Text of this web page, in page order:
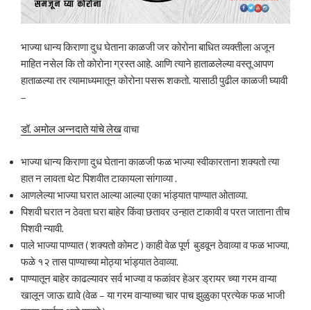
भाज्या धान्य किराणा दुध घेताना काळजी जर कोरोना बाधित व्यक्तीला अजून
माहित नसेल कि तो कोरोना ग्रस्त आहे. आणि त्याने हाताळलेल्या वस्तू आपण
हाताळल्या तर त्यामाध्यमातून कोरोना पसरू शकतो. यासाठी पुढील काळजी घ्यावी
–
डॉ. अमोल अन्नदाते यांचे लेखवाचा
भाज्या धान्य किराणा दुध घेताना काळजी फळ भाज्या स्वीकारताना शक्यतो त्या
हात न लावता थेट पिशवीत टाकायला सांगाव्या .
आणलेल्या भाज्या घरात आल्या आल्या एका भांड्यात पाण्यात ओताव्या.
पिशवी घरात न ठेवता घरा बाहेर किंवा छतावर उन्हात टाकावी व परत जाताना तीच
पिशवी न्यावी.
पाले भाज्या पाण्यात ( शक्यतो कोमट ) काही वेळ पूर्ण बुडवून ठेवाव्या व फळ भाज्या,
फळे १२ तास पाण्याच्या मोठ्या भांड्यात ठेवाव्या.
पाण्यातून बाहेर काढल्यावर सर्व भाज्या व फळांवर हेअर ड्रायर च्या गरम वाऱ्या
खालून जाऊ द्यावे (वेळ – या गरम वाऱ्याच्या चार पाच झुळुका प्रत्येक फळ भाजी